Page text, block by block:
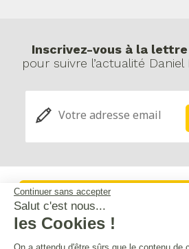
Continuer sans accepter
Salut c'est nous...
les Cookies !
On a attendu d'être sûrs que le contenu de
Inscrivez-vous à la
pour suivre l’actualité
Mentions légales